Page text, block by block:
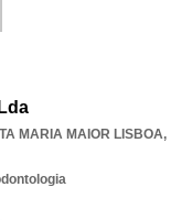
MARIA MAIOR LISBOA,